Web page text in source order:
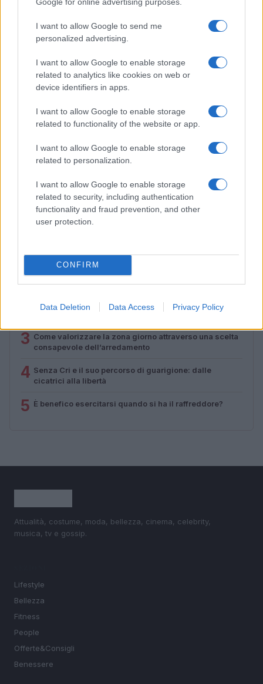
I want to allow Google to send me
personalized advertising.
I want to allow Google to enable storage
related to analytics like cookies on web or
device identifiers in apps.
I want to allow Google to enable storage
related to functionality of the website or app.
I want to allow Google to enable storage
related to personalization.
I want to allow Google to enable storage
related to security, including authentication
functionality and fraud prevention, and other
user protection.
CONFIRM
Data Deletion Data Access Privacy Policy
sapore
Camilla Fiore · 8 Ago 2026
1 Sognare una bara è presagio di morte?
Sognare il fango ha anche dei significati positivi (che
3 Come valorizzare la zona giorno attraverso una scelta
consapevole dell’arredamento
4 Senza Cri e il suo percorso di guarigione: dalle
cicatrici alla libertà
5 È benefico esercitarsi quando si ha il raffreddore?
Attualità, costume, moda, bellezza, cinema, celebrity,
musica, tv e gossip.
Lifestyle
Bellezza
Fitness
People
Offerte&Consigli
Benessere